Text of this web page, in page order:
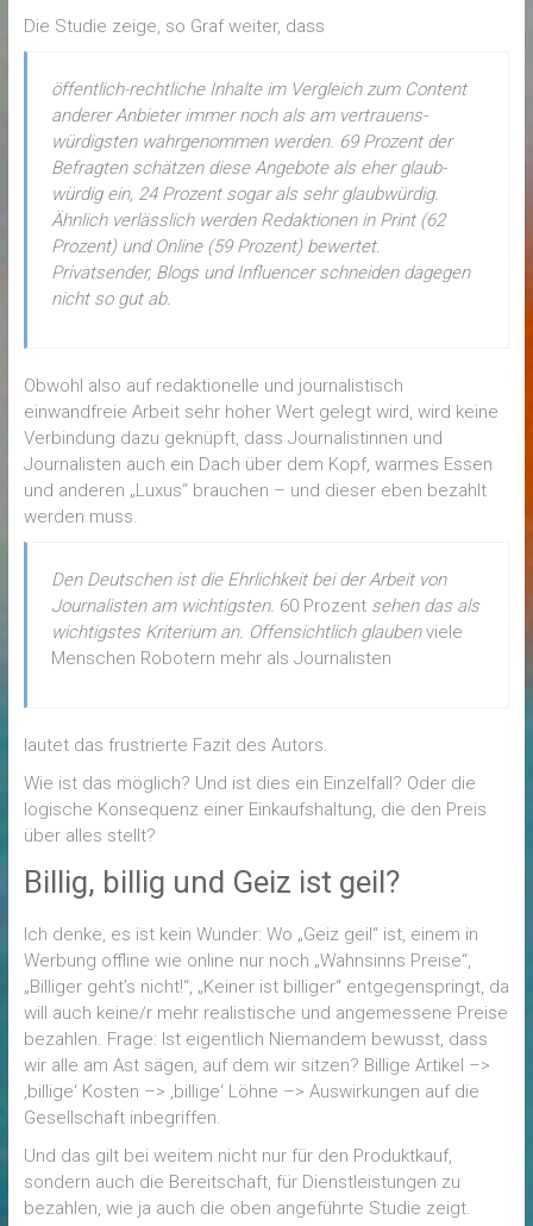
Die Studie zeige, so Graf weiter, dass
öffentlich-rechtliche Inhalte im Vergleich zum Content
anderer Anbieter immer noch als am ver­­trauens­­
würdigsten wahrgenommen werden. 69 Prozent der
Befragten schätzen diese Angebote als eher glaub­
würdig ein, 24 Prozent sogar als sehr glaub­würdig.
Ähnlich verlässlich werden Redaktionen in Print (62
Prozent) und Online (59 Prozent) bewertet.
Privatsender, Blogs und Influencer schneiden dagegen
nicht so gut ab.
Obwohl also auf redaktionelle und journalistisch
einwandfreie Arbeit sehr hoher Wert gelegt wird, wird keine
Verbindung dazu geknüpft, dass Journalistinnen und
Journalisten auch ein Dach über dem Kopf, warmes Essen
und anderen „Luxus“ brauchen – und dieser eben bezahlt
werden muss.
Den Deutschen ist die Ehrlichkeit bei der Arbeit von
Journalisten am wichtigsten. 60 Prozentsehen das als
wichtigstes Kriterium an. Offensichtlich glaubenviele
Menschen Robotern mehr als Journalisten
lautet das frustrierte Fazit des Autors.
Wie ist das möglich? Und ist dies ein Einzelfall? Oder die
logische Konsequenz einer Einkaufshaltung, die den Preis
über alles stellt?
Billig, billig und Geiz ist geil?
Ich denke, es ist kein Wunder: Wo „Geiz geil“ ist, einem in
Werbung offline wie online nur noch „Wahnsinns Preise“,
„Billiger geht’s nicht!“, „Keiner ist billiger“ entgegenspringt, da
will auch keine/r mehr realistische und angemessene Preise
bezahlen. Frage: Ist eigentlich Niemandem bewusst, dass
wir alle am Ast sägen, auf dem wir sitzen? Billige Artikel –>
‚billige‘ Kosten –> ‚billige‘ Löhne –> Auswirkungen auf die
Gesellschaft inbegriffen.
Und das gilt bei weitem nicht nur für den Produktkauf,
sondern auch die Bereitschaft, für Dienstleistungen zu
bezahlen, wie ja auch die oben angeführte Studie zeigt.